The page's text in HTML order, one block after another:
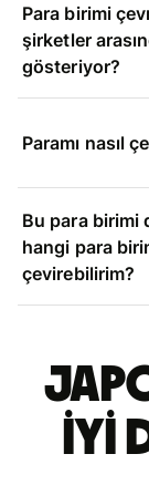
Para birimi
şirketler
gösteriyor?
Paramı nasıl
Bu para birimi
hangi para
çevirebilirim?
iyi